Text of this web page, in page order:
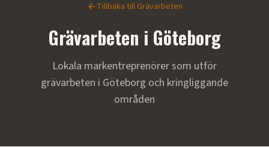
Tillbaka till Grävarbeten
Grävarbeten i Göteborg
Lokala markentreprenörer som utför
grävarbeten i Göteborg och kringliggande
områden